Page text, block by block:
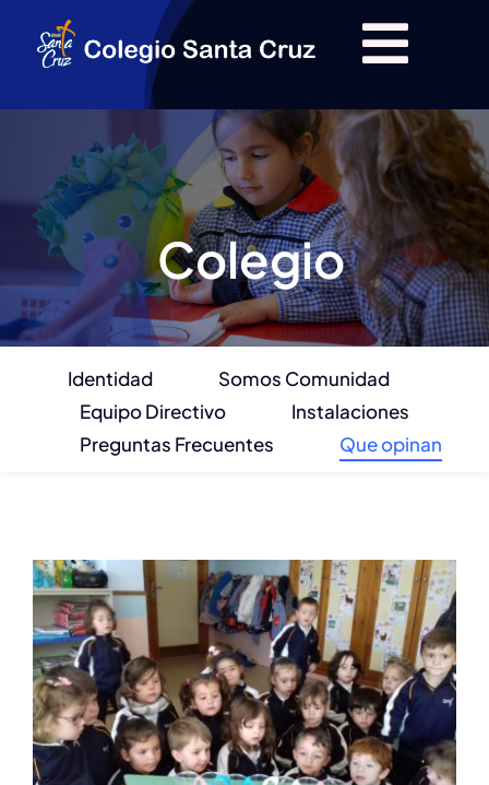
contenido
Colegio
Oferta Educativa
Organización
Admisión
Pastoral
Colegio
Oferta Educativa
Organización
Admisión
Pastoral
Colegio
Identidad
Somos Comunidad
Equipo Directivo
Instalaciones
Preguntas Frecuentes
Que opinan